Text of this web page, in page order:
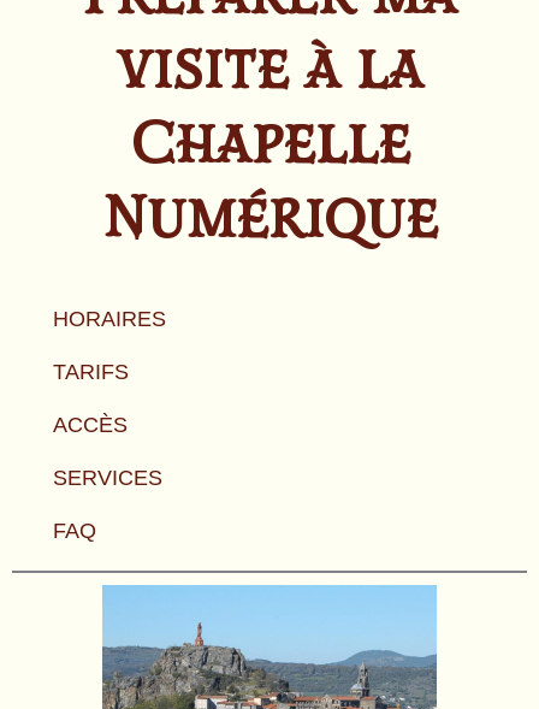
visite à la
Chapelle
Numérique
HORAIRES
TARIFS
ACCÈS
SERVICES
FAQ